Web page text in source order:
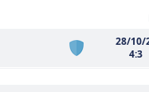
28/10/
4:3